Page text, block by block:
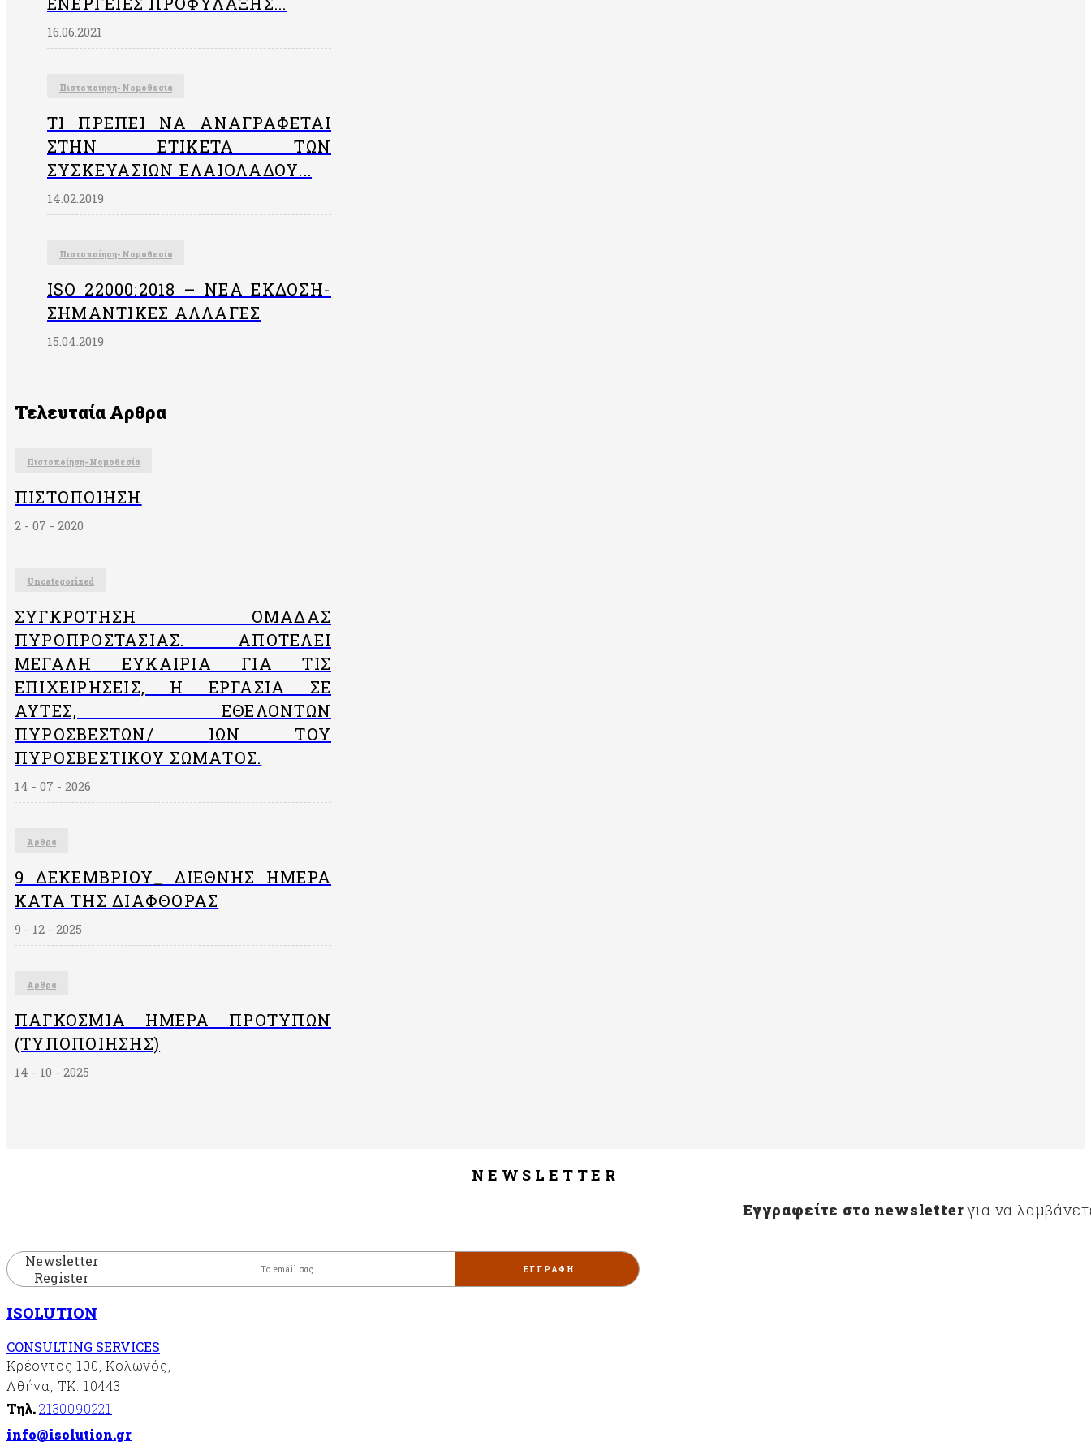
16.06.2021
Πιστοποίηση- Νομοθεσία
ΤΙ ΠΡΈΠΕΙ ΝΑ ΑΝΑΓΡΆΦΕΤΑΙ
ΣΤΗΝ EΤΙΚΈΤΑ ΤΩΝ
ΣΥΣΚΕΥΑΣΙΏΝ ΕΛΑΙΟΛΆΔΟΥ...
14.02.2019
Πιστοποίηση- Νομοθεσία
ISO 22000:2018 – ΝΈΑ ΈΚΔΟΣΗ-
ΣΗΜΑΝΤΙΚΈΣ ΑΛΛΑΓΈΣ
15.04.2019
Τελευταία Αρθρα
Πιστοποίηση- Νομοθεσία
ΠΙΣΤΟΠΟΊΗΣΗ
2 - 07 - 2020
Uncategorized
ΣΥΓΚΡΌΤΗΣΗ ΟΜΆΔΑΣ
ΠΥΡΟΠΡΟΣΤΑΣΊΑΣ. ΑΠΟΤΕΛΕΊ
ΜΕΓΆΛΗ ΕΥΚΑΙΡΊΑ ΓΙΑ ΤΙΣ
ΕΠΙΧΕΙΡΉΣΕΙΣ, Η ΕΡΓΑΣΊΑ ΣΕ
ΑΥΤΈΣ, ΕΘΕΛΟΝΤΏΝ
ΠΥΡΟΣΒΕΣΤΏΝ/ ΙΏΝ ΤΟΥ
ΠΥΡΟΣΒΕΣΤΙΚΟΎ ΣΏΜΑΤΟΣ.
14 - 07 - 2026
Άρθρα
9 ΔΕΚΕΜΒΡΙΟΥ_ ΔΙΕΘΝΗΣ ΗΜΕΡΑ
ΚΑΤΑ ΤΗΣ ΔΙΑΦΘΟΡΑΣ
9 - 12 - 2025
Άρθρα
ΠΑΓΚΌΣΜΙΑ ΗΜΈΡΑ ΠΡΟΤΎΠΩΝ
(ΤΥΠΟΠΟΊΗΣΗΣ)
14 - 10 - 2025
NEWSLETTER
Εγγραφείτε στο newsletterγια να
Newsletter
Register
ISOLUTION
CONSULTING SERVICES
Κρέοντος 100, Κολωνός,
Αθήνα, ΤΚ. 10443
Τηλ.2130090221
info@isolution.gr